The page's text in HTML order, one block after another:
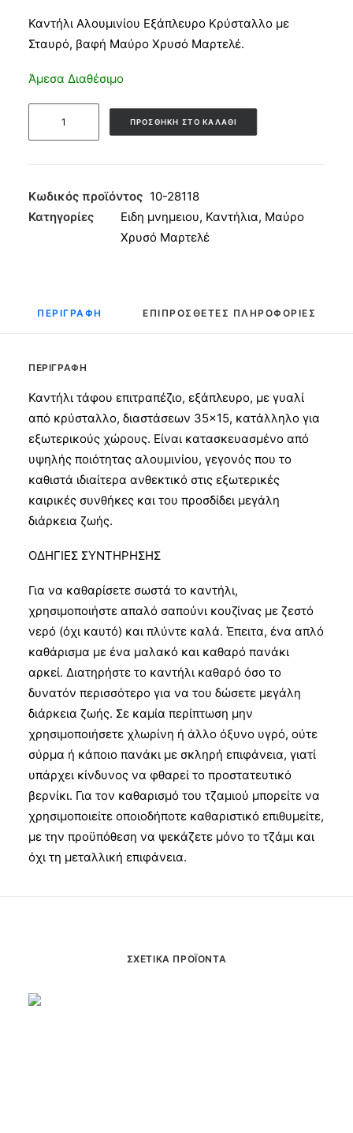
Καντήλι Αλουμινίου Εξάπλευρο Κρύσταλλο με
Σταυρό, βαφή Μαύρο Χρυσό Μαρτελέ.
Άμεσα Διαθέσιμο
Μαύρο
Χρυσό
ΠΡΟΣΘΉΚΗ ΣΤΟ ΚΑΛΆΘΙ
Κωδικός προϊόντος 10-28118
Κατηγορίες
Ειδη μνημειου, Καντήλια, Μαύρο
Χρυσό Μαρτελέ
ΠΕΡΙΓΡΑΦΉ ΕΠΙΠΡΌΣΘΕΤΕΣ ΠΛΗΡΟΦΟΡΊΕΣ
ΠΕΡΙΓΡΑΦΉ
Καντήλι τάφου επιτραπέζιο, εξάπλευρο, με γυαλί
από κρύσταλλο, διαστάσεων 35×15, κατάλληλο για
εξωτερικούς χώρους. Είναι κατασκευασμένο από
υψηλής ποιότητας αλουμινίου, γεγονός που το
καθιστά ιδιαίτερα ανθεκτικό στις εξωτερικές
καιρικές συνθήκες και του προσδίδει μεγάλη
διάρκεια ζωής.
ΟΔΗΓΙΕΣ ΣΥΝΤΗΡΗΣΗΣ
Για να καθαρίσετε σωστά το καντήλι,
χρησιμοποιήστε απαλό σαπούνι κουζίνας με ζεστό
νερό (όχι καυτό) και πλύντε καλά. Έπειτα, ένα απλό
καθάρισμα με ένα μαλακό και καθαρό πανάκι
αρκεί. Διατηρήστε το καντήλι καθαρό όσο το
δυνατόν περισσότερο για να του δώσετε μεγάλη
διάρκεια ζωής. Σε καμία περίπτωση μην
χρησιμοποιήσετε χλωρίνη ή άλλο όξυνο υγρό, ούτε
σύρμα ή κάποιο πανάκι με σκληρή επιφάνεια, γιατί
υπάρχει κίνδυνος να φθαρεί το προστατευτικό
βερνίκι. Για τον καθαρισμό του τζαμιού μπορείτε να
χρησιμοποιείτε οποιοδήποτε καθαριστικό επιθυμείτε,
με την προϋπόθεση να ψεκάζετε μόνο το τζάμι και
όχι τη μεταλλική επιφάνεια.
ΣΧΕΤΙΚΆ ΠΡΟΪΌΝΤΑ